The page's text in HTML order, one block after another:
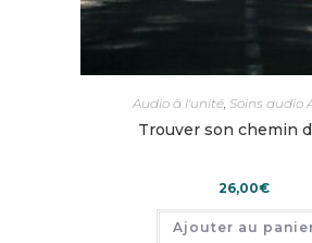
Audio à l'unité, Soins audio
Trouver son chemin
26,00€
Ajouter au